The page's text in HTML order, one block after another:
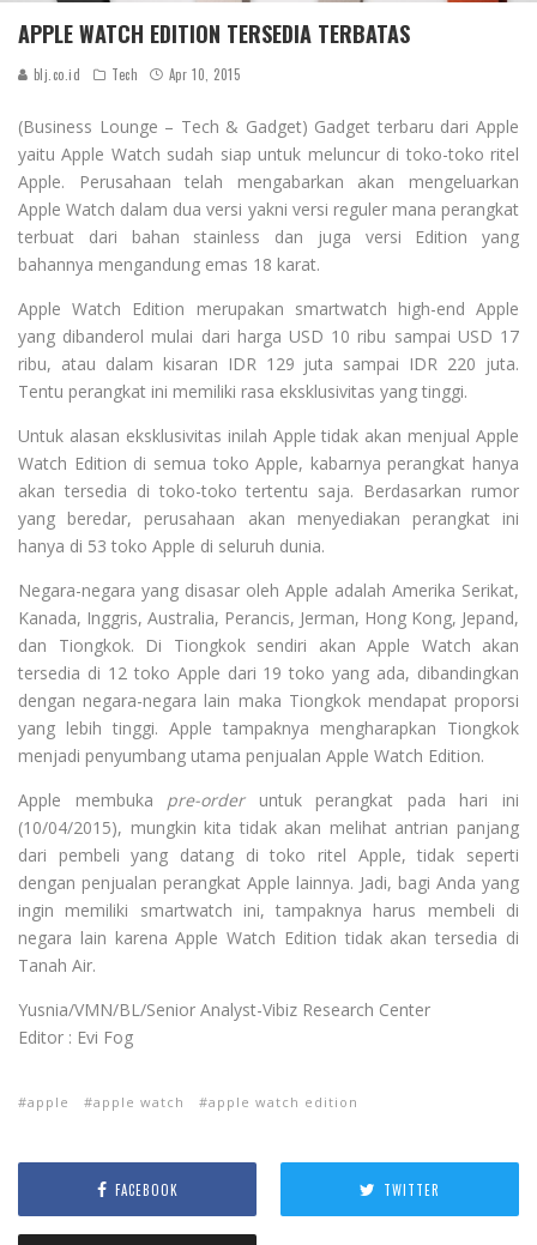
APPLE WATCH EDITION TERSEDIA TERBATAS
blj.co.id Tech Apr 10, 2015
(Business Lounge – Tech & Gadget) Gadget terbaru dari Apple
yaitu Apple Watch sudah siap untuk meluncur di toko-toko ritel
Apple. Perusahaan telah mengabarkan akan mengeluarkan
Apple Watch dalam dua versi yakni versi reguler mana perangkat
terbuat dari bahan stainless dan juga versi Edition yang
bahannya mengandung emas 18 karat.
Apple Watch Edition merupakan smartwatch high-end Apple
yang dibanderol mulai dari harga USD 10 ribu sampai USD 17
ribu, atau dalam kisaran IDR 129 juta sampai IDR 220 juta.
Tentu perangkat ini memiliki rasa eksklusivitas yang tinggi.
Untuk alasan eksklusivitas inilah Apple tidak akan menjual Apple
Watch Edition di semua toko Apple, kabarnya perangkat hanya
akan tersedia di toko-toko tertentu saja. Berdasarkan rumor
yang beredar, perusahaan akan menyediakan perangkat ini
hanya di 53 toko Apple di seluruh dunia.
Negara-negara yang disasar oleh Apple adalah Amerika Serikat,
Kanada, Inggris, Australia, Perancis, Jerman, Hong Kong, Jepand,
dan Tiongkok. Di Tiongkok sendiri akan Apple Watch akan
tersedia di 12 toko Apple dari 19 toko yang ada, dibandingkan
dengan negara-negara lain maka Tiongkok mendapat proporsi
yang lebih tinggi. Apple tampaknya mengharapkan Tiongkok
menjadi penyumbang utama penjualan Apple Watch Edition.
Apple membuka pre-orderuntuk perangkat pada hari ini
(10/04/2015), mungkin kita tidak akan melihat antrian panjang
dari pembeli yang datang di toko ritel Apple, tidak seperti
dengan penjualan perangkat Apple lainnya. Jadi, bagi Anda yang
ingin memiliki smartwatch ini, tampaknya harus membeli di
negara lain karena Apple Watch Edition tidak akan tersedia di
Tanah Air.
Yusnia/VMN/BL/Senior Analyst-Vibiz Research Center
Editor : Evi Fog
apple apple watch apple watch edition
FACEBOOK TWITTER